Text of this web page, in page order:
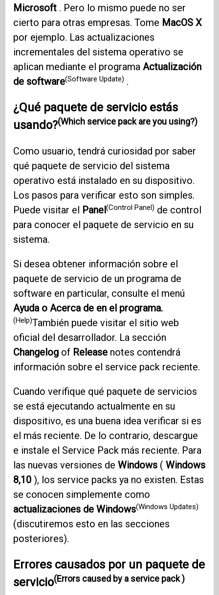
Microsoft . Pero lo mismo puede no ser
cierto para otras empresas. Tome MacOS X
por ejemplo. Las actualizaciones
incrementales del sistema operativo se
aplican mediante el programaActualización
de software(Software Update) .
¿Qué paquete de servicio estás
usando?(Which service pack are you using?)
Como usuario, tendrá curiosidad por saber
qué paquete de servicio del sistema
operativo está instalado en su dispositivo.
Los pasos para verificar esto son simples.
Puede visitar el Panel(Control Panel) de control
para conocer el paquete de servicio en su
sistema.
Si desea obtener información sobre el
paquete de servicio de un programa de
software en particular, consulte el menú
Ayuda o Acerca de en el programa.
(Help)También puede visitar el sitio web
oficial del desarrollador. La sección
Changelog of Release notes contendrá
información sobre el service pack reciente.
Cuando verifique qué paquete de servicios
se está ejecutando actualmente en su
dispositivo, es una buena idea verificar si es
el más reciente. De lo contrario, descargue
e instale el Service Pack más reciente. Para
las nuevas versiones deWindows (Windows
8,10 ), los service packs ya no existen. Estas
se conocen simplemente como
actualizaciones de Windows(Windows Updates)
(discutiremos esto en las secciones
posteriores).
Errores causados ​​por un paquete de
servicio(Errors caused by a service pack )